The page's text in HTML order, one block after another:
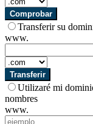
Comprobar
Transferir su
www.
Transferir
Utilizaré mi
nombres
www.